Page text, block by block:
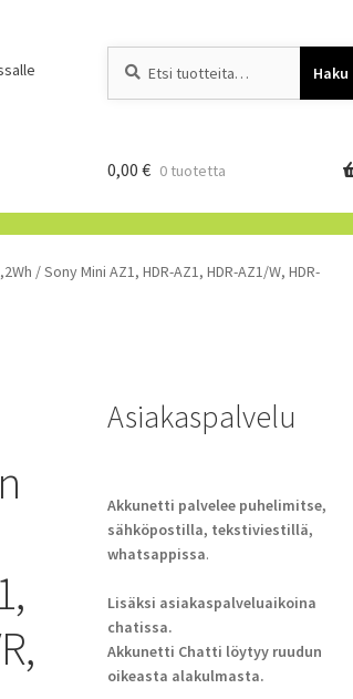
Haku
0,00 € 0 tuotetta
/ Sony Mini AZ1, HDR-AZ1, HDR-AZ1/W, HDR-
Asiakaspalvelu
Akkunetti palvelee puhelimitse,
sähköpostilla, tekstiviestillä,
whatsappissa.
Lisäksi asiakaspalveluaikoina
chatissa.
Akkunetti Chatti löytyy ruudun
oikeasta alakulmasta.